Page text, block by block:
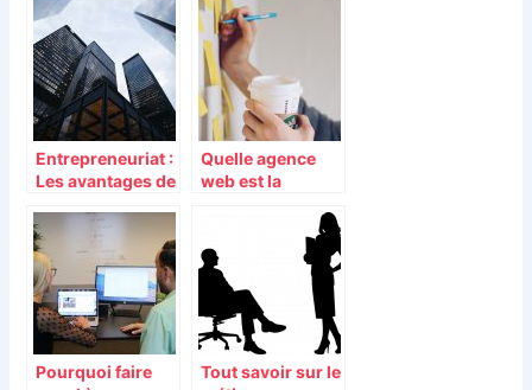
Entrepreneuriat :
Les avantages de
propres bureaux
Quelle agence
web est la
votre entreprise
?
Pourquoi faire
Tout savoir sur le